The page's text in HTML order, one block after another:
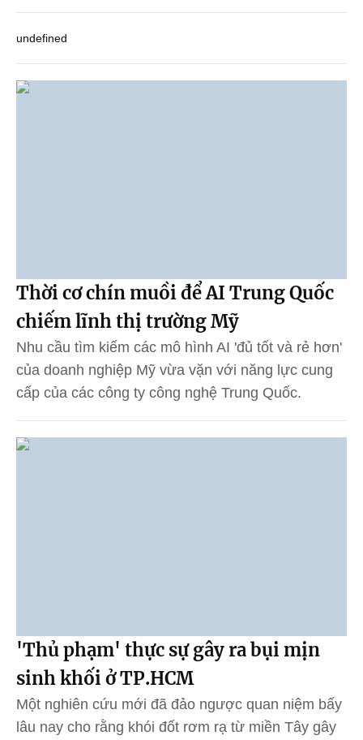
undefined
Thời cơ chín muồi để AI Trung Quốc
chiếm lĩnh thị trường Mỹ
Nhu cầu tìm kiếm các mô hình AI 'đủ tốt và rẻ hơn'
của doanh nghiệp Mỹ vừa vặn với năng lực cung
cấp của các công ty công nghệ Trung Quốc.
'Thủ phạm' thực sự gây ra bụi mịn
sinh khối ở TP.HCM
Một nghiên cứu mới đã đảo ngược quan niệm bấy
lâu nay cho rằng khói đốt rơm rạ từ miền Tây gây